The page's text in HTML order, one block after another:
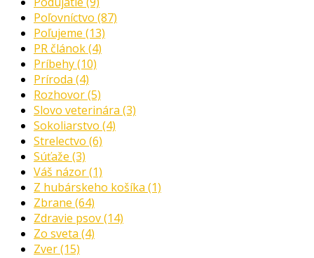
Poľovníctvo (87)
Poľujeme (13)
PR článok(4)
Príbehy(10)
Príroda (4)
Rozhovor(5)
Slovo veterinára (3)
Sokoliarstvo (4)
Strelectvo (6)
Súťaže (3)
Váš názor(1)
Z hubárskeho košíka (1)
Zbrane (64)
Zdravie psov(14)
Zo sveta (4)
Zver(15)